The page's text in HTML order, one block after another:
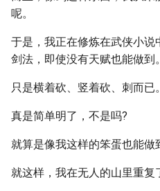
呢。
于是，我正在修炼在武侠小
剑法，即使没有天赋也能做到。
只是横着砍、竖着砍、刺而已。
真是简单明了，不是吗?
就算是像我这样的笨蛋也能做
就这样，我在无人的山里重复